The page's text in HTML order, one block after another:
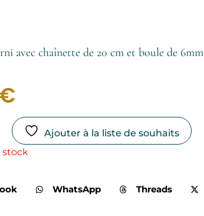
avec chaînette de 20 cm et boule de 6mm
€
Ajouter à la liste de souhaits
stock
WhatsApp Threads